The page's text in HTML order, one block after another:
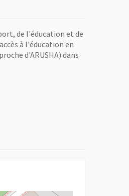
de l'éducation et de
à l'éducation en
d'ARUSHA) dans
AU DEVELOPPEMENT POUR
FENÊTRE